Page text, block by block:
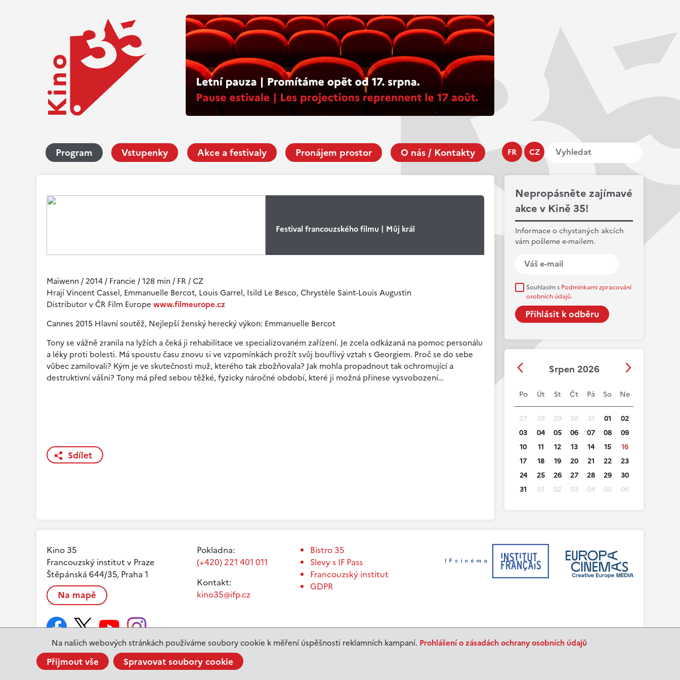
Na našich webových stránkách používáme soubory cookie k měření úspěšnosti reklamních kampaní. Prohlášení o zásadách ochrany osobních údajů
Přijmout vše Spravovat soubory cookie
FR CZ
Program Vstupenky Akce a festivaly Pronájem prostor O nás / Kontakty
Nepropásněte zajímavé
akce v Kině 35!
Informace o chystaných akcích
vám pošleme e-mailem.
Souhlasím s Podmínkami zpracování
osobních údajů.
Srpen 2026
Po Út St Čt Pá So Ne
27 28 29 30 31 01
02
03
04 05 06 07 08
09
10
11 12 13 14 15
16
17
18 19 20 21 22
23
24
25 26 27 28 29
30
31
01 02 03 04 05 06
Festival francouzského filmu | Můj král
Maïwenn / 2014 / Francie / 128 min / FR / CZ
Hrají Vincent Cassel, Emmanuelle Bercot, Louis Garrel, Isild Le Besco, Chrystèle Saint-Louis Augustin
Distributor v ČR Film Europe www.filmeurope.cz
Cannes 2015 Hlavní soutěž, Nejlepší ženský herecký výkon: Emmanuelle Bercot
Tony se vážně zranila na lyžích a čeká ji rehabilitace ve specializovaném zařízení. Je zcela odkázaná na pomoc personálu
a léky proti bolesti. Má spoustu času znovu si ve vzpomínkách prožít svůj bouřlivý vztah s Georgiem. Proč se do sebe
vůbec zamilovali? Kým je ve skutečnosti muž, kterého tak zbožňovala? Jak mohla propadnout tak ochromující a
destruktivní vášni? Tony má před sebou těžké, fyzicky náročné období, které ji možná přinese vysvobození…
Sdílet
Kino 35
Francouzský institut v Praze
Štěpánská 644/35, Praha 1
Na mapě
Pokladna:
(+420) 221 401 011
Kontakt:
kino35@ifp.cz
Bistro 35
Slevy s IF Pass
Francouzský institut
GDPR
© 2023 Institut français de Prague |www.ifp.cz